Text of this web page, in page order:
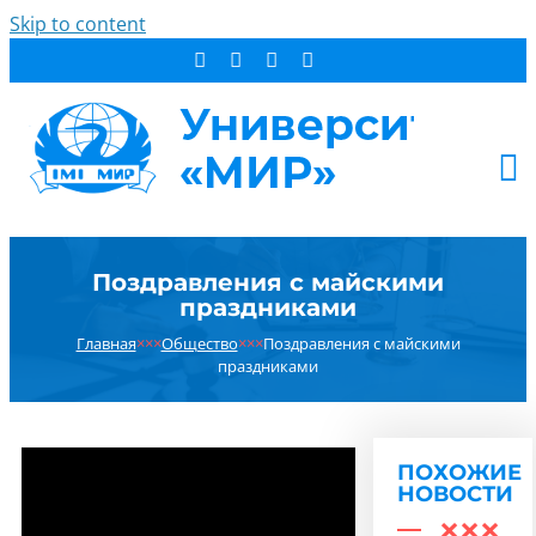
Skip to content
СТУДЕНТУ
ДОПОБРАЗОВАНИЕ
НОВОСТИ
Поздравления с майскими
праздниками
Главная×××Общество×××Поздравления с майскими
праздниками
ПОХОЖИЕ
НОВОСТИ